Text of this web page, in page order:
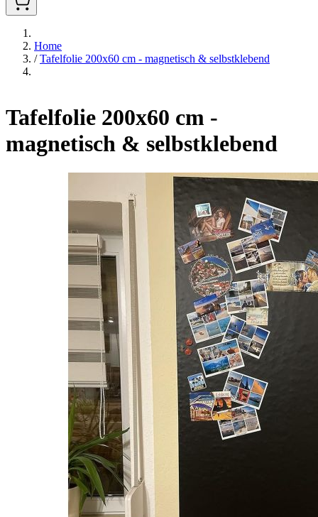
Home
/ Tafelfolie 200x60 cm - magnetisch & selbstklebend
Tafelfolie 200x60 cm -
magnetisch & selbstklebend